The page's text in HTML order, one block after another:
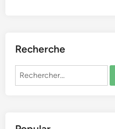
Recherche
Rechercher :